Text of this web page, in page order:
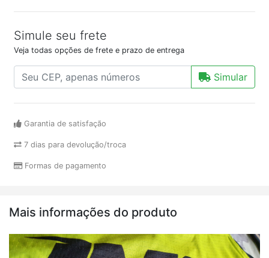
Simule seu frete
Veja todas opções de frete e prazo de entrega
Simular
Garantia de satisfação
7 dias para devolução/troca
Formas de pagamento
Mais informações do produto